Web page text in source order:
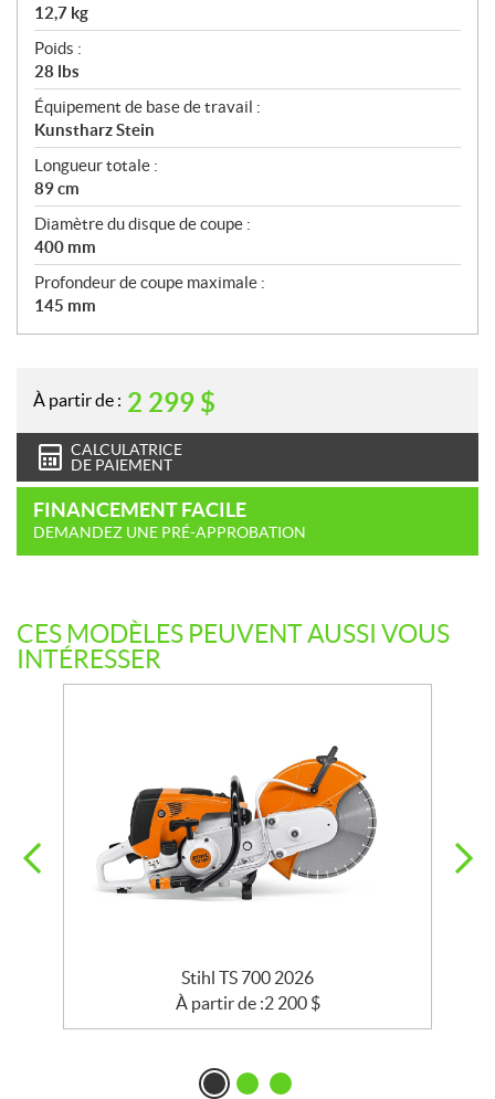
12,7 kg
Poids :
28 lbs
Équipement de base de travail :
Kunstharz Stein
Longueur totale :
89 cm
Diamètre du disque de coupe :
400 mm
Profondeur de coupe maximale :
145 mm
À partir de : 2 299 $
CALCULATRICE
DE PAIEMENT
FINANCEMENT FACILE
DEMANDEZ UNE PRÉ-APPROBATION
CES MODÈLES PEUVENT AUSSI VOUS
INTÉRESSER
Stihl TS 700 2026
À partir de :2 200 $